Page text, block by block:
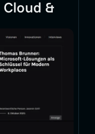
Cloud &